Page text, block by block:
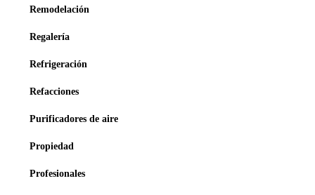
Remodelación
Regalería
Refrigeración
Refacciones
Purificadores de aire
Propiedad
Profesionales